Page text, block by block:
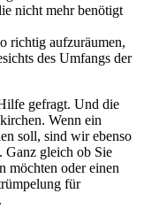
nicht mehr benötigt
richtig aufzuräumen,
des Umfangs der
gefragt. Und die
Wenn ein
soll, sind wir ebenso
Ganz gleich ob Sie
möchten oder einen
für